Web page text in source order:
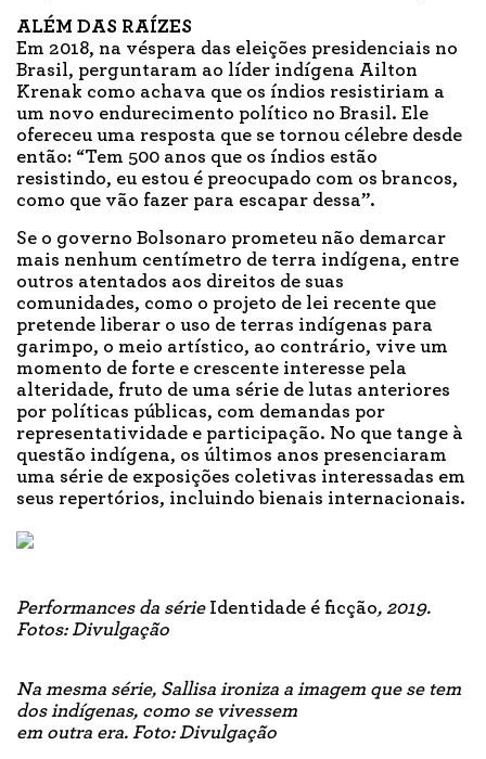
ALÉM DAS RAÍZES
Em 2018, na véspera das eleições presidenciais no
Brasil, perguntaram ao líder indígena Ailton
Krenak como achava que os índios resistiriam a
um novo endurecimento político no Brasil. Ele
ofereceu uma resposta que se tornou célebre desde
então: “Tem 500 anos que os índios estão
resistindo, eu estou é preocupado com os brancos,
como que vão fazer para escapar dessa”.
Se o governo Bolsonaro prometeu não demarcar
mais nenhum centímetro de terra indígena, entre
outros atentados aos direitos de suas
comunidades, como o projeto de lei recente que
pretende liberar o uso de terras indígenas para
garimpo, o meio artístico, ao contrário, vive um
momento de forte e crescente interesse pela
alteridade, fruto de uma série de lutas anteriores
por políticas públicas, com demandas por
representatividade e participação. No que tange à
questão indígena, os últimos anos presenciaram
uma série de exposições coletivas interessadas em
seus repertórios, incluindo bienais internacionais.
Performances da série Identidade é ficção, 2019.
Fotos: Divulgação
Na mesma série, Sallisa ironiza a imagem que se tem
dos indígenas, como se vivessem
em outra era. Foto: Divulgação